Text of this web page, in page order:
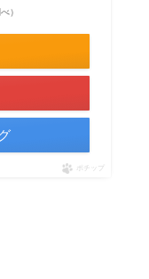
）
ポチップ